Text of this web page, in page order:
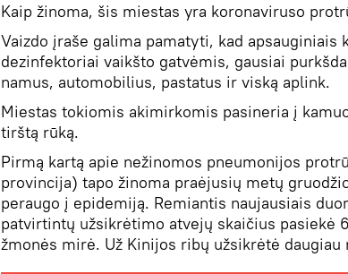
Kaip žinoma, šis miestas yra koronaviruso
Vaizdo įraše galima pamatyti, kad apsauginiais
dezinfektoriai vaikšto gatvėmis, gausiai
namus, automobilius, pastatus ir viską aplink.
Miestas tokiomis akimirkomis pasineria į
tirštą rūką.
Pirmą kartą apie nežinomos pneumonijos
provincija) tapo žinoma praėjusių metų
peraugo į epidemiją. Remiantis naujausiais
patvirtintų užsikrėtimo atvejų skaičius pasiekė
žmonės mirė. Už Kinijos ribų užsikrėtė daugiau